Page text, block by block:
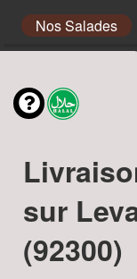
Nos Salades
sur
(92300)